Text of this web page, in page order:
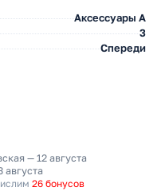
Аксессуары A
3
Спереди
— 12 августа
августа
26 бонусов